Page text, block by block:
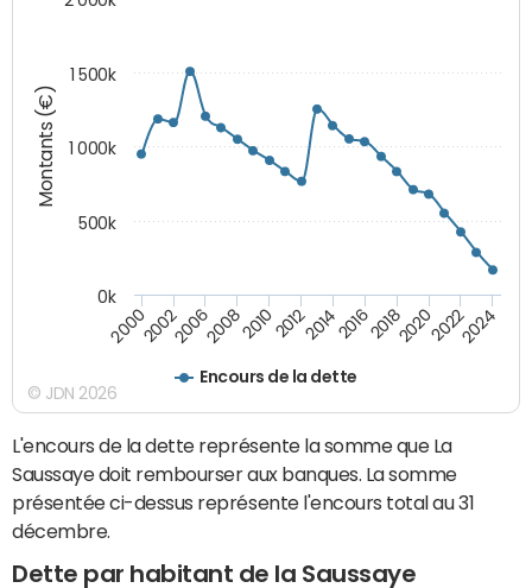
Montants (€)
Encours de la dette
200020022006200820102012201420162018202020222024
0k
500k
1 000k
1 500k
© JDN 2026
L'encours de la dette représente la somme que La
Saussaye doit rembourser aux banques. La somme
présentée ci-dessus représente l'encours total au 31
décembre.
Dette par habitant de la Saussaye